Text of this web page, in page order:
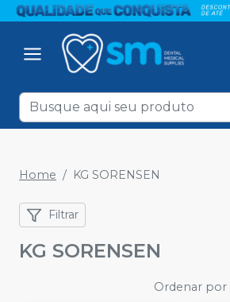
Home KG SORENSEN
Filtrar
KG SORENSEN
Ordenar por